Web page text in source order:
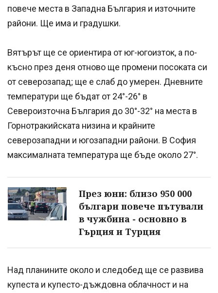
повече места в Западна България и източните
райони. Ще има и градушки.
Вятърът ще се ориентира от юг-югоизток, а по-
късно през деня отново ще промени посоката си
от северозапад; ще е слаб до умерен. Дневните
температури ще бъдат от 24°-26° в
Североизточна България до 30°-32° на места в
Горнотракийската низина и крайните
северозападни и югозападни райони. В София
максималната температура ще бъде около 27°.
През юни: близо 950 000
българи повече пътували
в чужбина - основно в
Гърция и Турция
Над планините около и следобед ще се развива
купеста и купесто-дъждовна облачност и на